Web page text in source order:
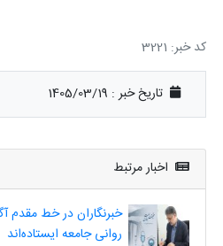
کد خبر: 3221
تاریخ خبر : 1405/03/19
اخبار مرتبط
خبرنگاران در خط
روانی جامعه ایستاده‌اند